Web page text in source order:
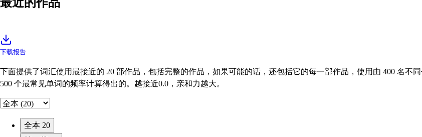
下载报告
下面提供了词汇使用最接近的 20 部作品，包括完整的作品，如果可能的话，还包括它的每一部作品，使用由 400 名不
500 个最常见单词的频率计算得出的。越接近0.0，亲和力越大。
全本 20